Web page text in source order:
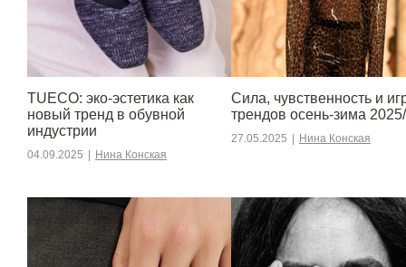
TUECO: эко-эстетика как
новый тренд в обувной
индустрии
04.09.2025 Нина Конская
Сила, чувственность и
трендов осень-зима
27.05.2025 Нина Конская